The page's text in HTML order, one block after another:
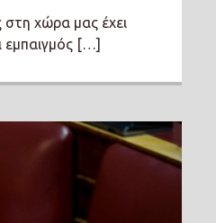
στη χώρα μας έχει
εμπαιγμός […]